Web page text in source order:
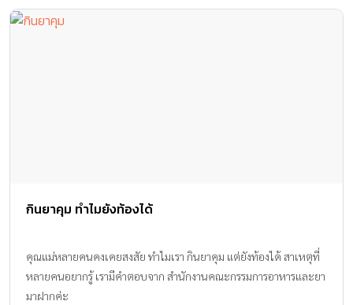
กินยาคุม ทำไมยังท้องได้
คุณแม่หลายคนคงเคยสงสัย ทำไมเรา กินยาคุม แต่ยังท้องได้ สาเหตุที่
หลายคนอยากรู้ เรามีคำตอบจาก สำนักงานคณะกรรมการอาหารและยา
มาฝากค่ะ